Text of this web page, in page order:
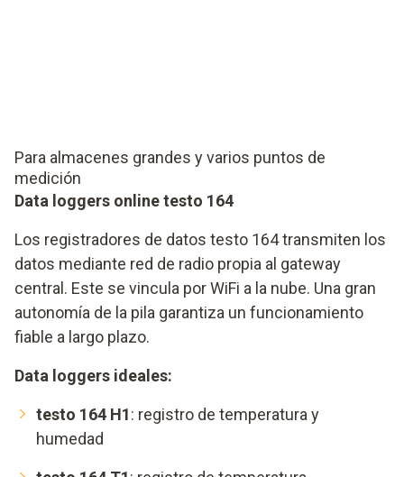
Para almacenes grandes y varios puntos de
medición
Data loggers online testo 164
Los registradores de datos testo 164 transmiten los
datos mediante red de radio propia al gateway
central. Este se vincula por WiFi a la nube. Una gran
autonomía de la pila garantiza un funcionamiento
fiable a largo plazo.
Data loggers ideales:
testo 164 H1: registro de temperatura y
humedad